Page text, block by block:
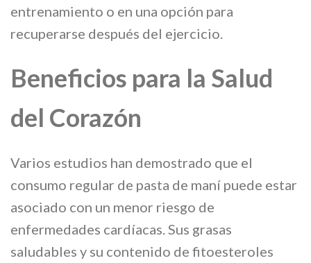
entrenamiento o en una opción para
recuperarse después del ejercicio.
Beneficios para la Salud
del Corazón
Varios estudios han demostrado que el
consumo regular de pasta de maní puede estar
asociado con un menor riesgo de
enfermedades cardíacas. Sus grasas
saludables y su contenido de fitoesteroles